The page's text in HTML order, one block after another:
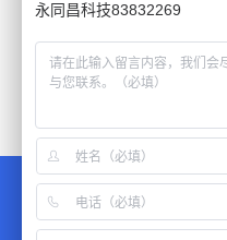
指导单位： 北京市
永同昌科技83832269